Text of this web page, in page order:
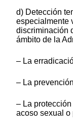
d) Detección
especialmente
discriminación
ámbito de la
‒ La
‒ La
‒ La
acoso sexual o